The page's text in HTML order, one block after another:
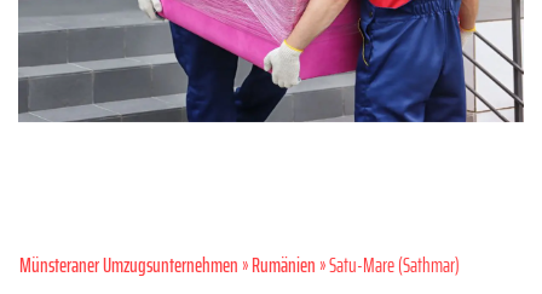
Münsteraner Umzugsunternehmen»Rumänien» Satu-Mare (Sathmar)